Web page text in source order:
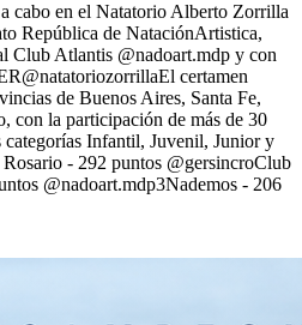
cabo en el Natatorio Alberto Zorrilla
República de NataciónArtistica,
Club Atlantis @nadoart.mdp y con
certamen
de Buenos Aires, Santa Fe,
con la participación de más de 30
categorías Infantil, Juvenil, Junior y
- 292 puntos @gersincroClub
@nadoart.mdp3Nademos - 206